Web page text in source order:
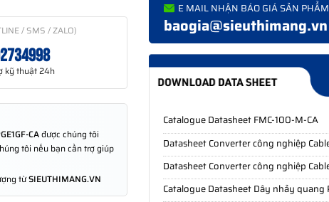
/ SMS / ZALO)
kỹ thuật 24h
CAđược chúng tôi
tôi nếu bạn cần trợ giúp
từSIEUTHIMANG.VN
E MAIL NHẬN BÁO GIÁ SẢN PHẨM
baogia@sieuthimang.vn
Catalogue Datasheet FMC-100-M-CA